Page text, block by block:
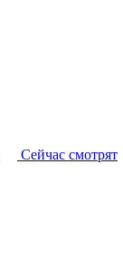
Сейчас смотрят